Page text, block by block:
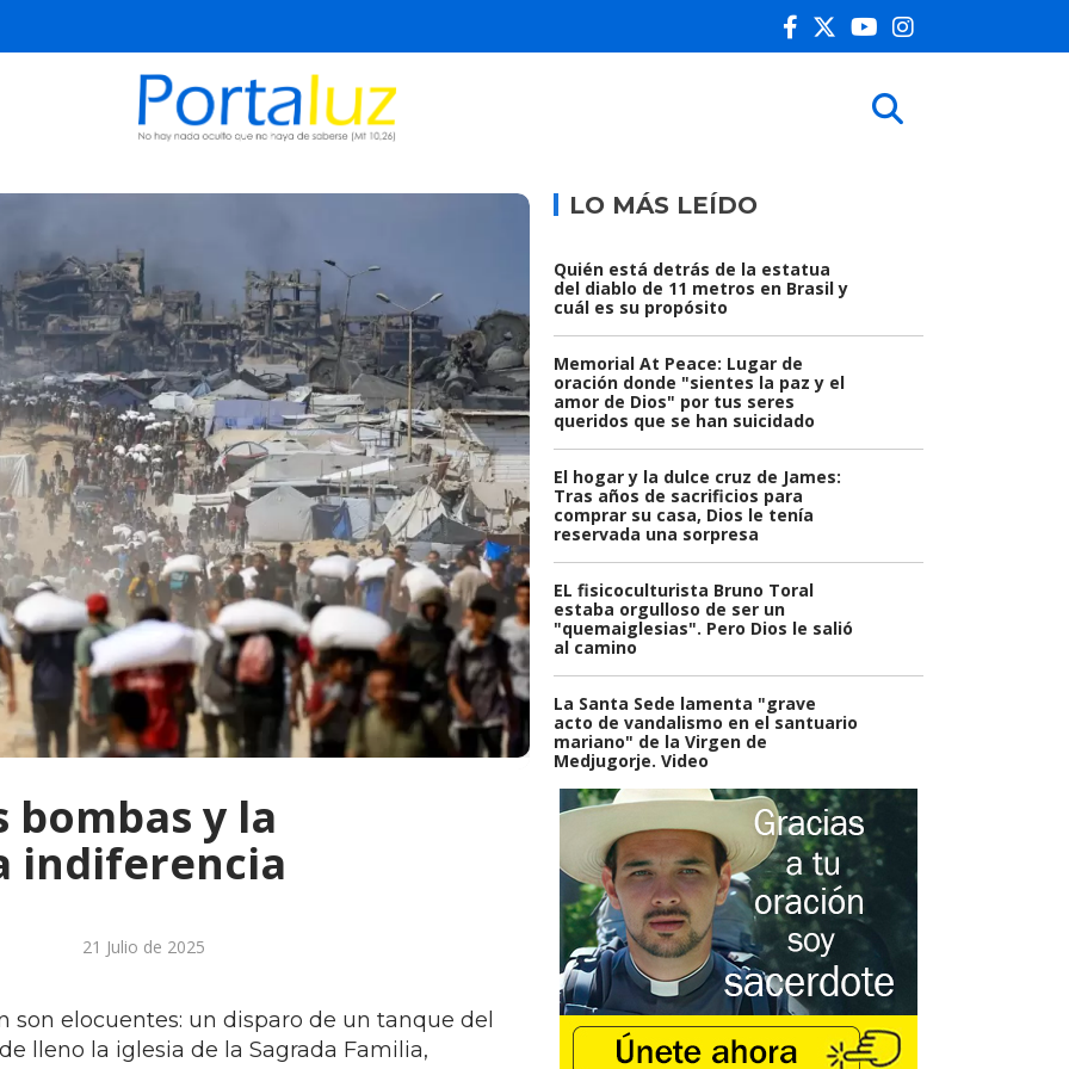
bombas y la
indiferencia
21 Julio de 2025
son elocuentes: un disparo de un tanque del
lleno la iglesia de la Sagrada Familia,
LO MÁS LEÍDO
Quién está detrás de la estatua
del diablo de 11 metros en Brasil y
cuál es su propósito
Memorial At Peace: Lugar de
oración donde "sientes la paz y el
amor de Dios" por tus seres
queridos que se han suicidado
El hogar y la dulce cruz de James:
Tras años de sacrificios para
comprar su casa, Dios le tenía
reservada una sorpresa
EL fisicoculturista Bruno Toral
estaba orgulloso de ser un
"quemaiglesias". Pero Dios le salió
al camino
La Santa Sede lamenta "grave
acto de vandalismo en el santuario
mariano" de la Virgen de
Medjugorje. Video